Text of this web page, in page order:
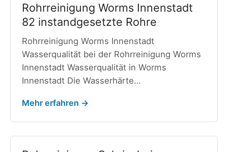
Rohrreinigung Worms Innenstadt
82 instandgesetzte Rohre
Rohrreinigung Worms Innenstadt
Wasserqualität bei der Rohrreinigung Worms
Innenstadt Wasserqualität in Worms
Innenstadt Die Wasserhärte…
Mehr erfahren →